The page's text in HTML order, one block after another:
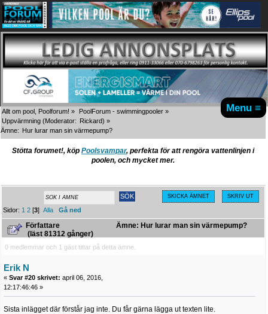
Menu ≡
Allt om pool, Poolforum! » PoolForum - swimmingpooler »
Uppvärmning (Moderator: Rickard) »
Ämne: Hur lurar man sin värmepump?
Stötta forumet!, köp Poolsvampar, perfekta för att rengöra vattenlinjen i
poolen, och mycket mer.
SKICKA ÄMNET SKRIV UT
Sidor: 1 2 [3]Alla Gå ned
Författare
Ämne: Hur lurar man sin värmepump?
(läst 81312 gånger)
0 medlemmar och 1 gäst tittar på detta ämne.
Erik N
« Svar #20 skrivet: april 06, 2016,
12:17:46:46 »
Sista inlägget där förstår jag inte. Du får gärna lägga ut texten lite.